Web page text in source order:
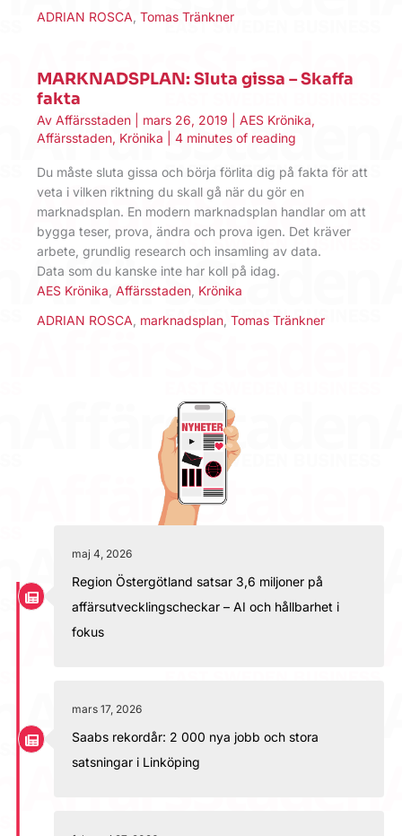
ADRIAN ROSCA Tomas Tränkner
MARKNADSPLAN: Sluta gissa – Skaffa
fakta
Av Affärsstaden mars 26, 2019 AES Krönika,
Affärsstaden, Krönika 4 minutes of reading
Du måste sluta gissa och börja förlita dig på fakta för att
veta i vilken riktning du skall gå när du gör en
marknadsplan. En modern marknadsplan handlar om att
bygga teser, prova, ändra och prova igen. Det kräver
arbete, grundlig research och insamling av data.
Data som du kanske inte har koll på idag.
AES Krönika Affärsstaden Krönika
ADRIAN ROSCA marknadsplan Tomas Tränkner
maj 4, 2026
Region Östergötland satsar 3,6 miljoner på
affärsutvecklingscheckar – AI och hållbarhet i
fokus
mars 17, 2026
Saabs rekordår: 2 000 nya jobb och stora
satsningar i Linköping